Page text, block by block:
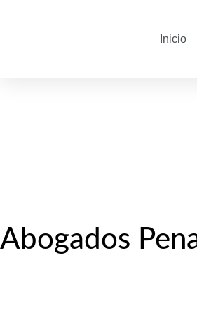
Inicio
Abogados